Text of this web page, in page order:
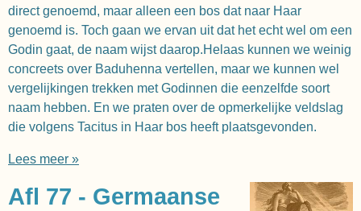
direct genoemd, maar alleen een bos dat naar Haar
genoemd is. Toch gaan we ervan uit dat het echt wel om een
Godin gaat, de naam wijst daarop.Helaas kunnen we weinig
concreets over Baduhenna vertellen, maar we kunnen wel
vergelijkingen trekken met Godinnen die eenzelfde soort
naam hebben. En we praten over de opmerkelijke veldslag
die volgens Tacitus in Haar bos heeft plaatsgevonden.
Lees meer »
Afl 77 - Germaanse